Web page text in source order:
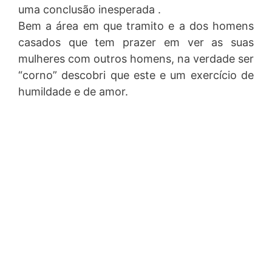
uma conclusão inesperada .
Bem a área em que tramito e a dos homens
casados que tem prazer em ver as suas
mulheres com outros homens, na verdade ser
“corno” descobri que este e um exercício de
humildade e de amor.